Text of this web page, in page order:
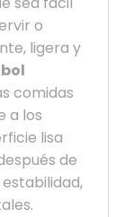
o
ligera y
bol
comidas
a los
lisa
de